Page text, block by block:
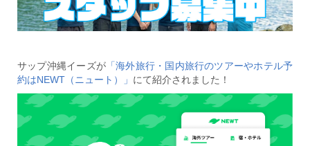
サップ沖縄イーズが 「海外旅行・国内旅行のツアーやホテル予
約はNEWT（ニュート）」 にて紹介されました！